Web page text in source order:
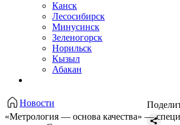
Канск
Лесосибирск
Минусинск
Зеленогорск
Норильск
Кызыл
Абакан
Новости
«Метрология — основа качества» —